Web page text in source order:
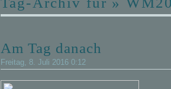
Am Tag danach
Freitag, 8. Juli 2016 0:12